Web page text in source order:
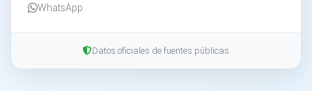
WhatsApp
Datos oficiales de fuentes públicas